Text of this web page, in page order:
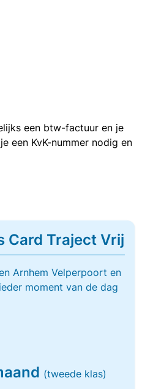
een btw-factuur en je
een KvK-nummer nodig en
Card Traject Vrij
Arnhem Velperpoort en
moment van de dag
(tweede klas)